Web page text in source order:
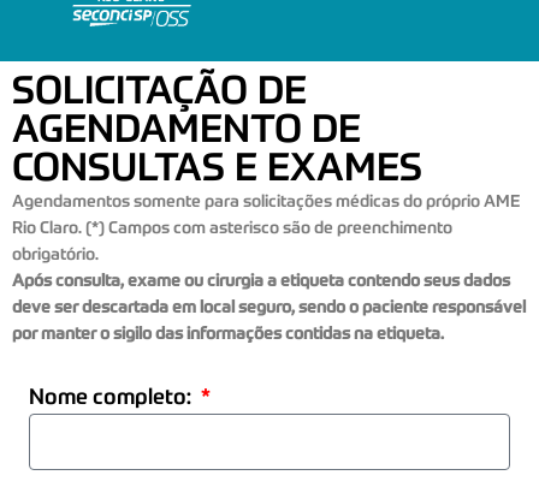
SOLICITAÇÃO DE
AGENDAMENTO DE
CONSULTAS E EXAMES
Agendamentos somente para solicitações médicas do próprio AME
Rio Claro. (*) Campos com asterisco são de preenchimento
obrigatório.
Após consulta, exame ou cirurgia a etiqueta contendo seus dados
deve ser descartada em local seguro, sendo o paciente responsável
por manter o sigilo das informações contidas na etiqueta.
Nome completo: